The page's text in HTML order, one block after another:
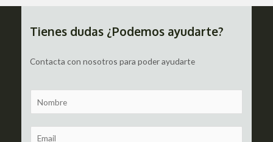
de
Tienes dudas ¿Podemos ayudarte?
Contacta con nosotros para poder ayudarte
a
m